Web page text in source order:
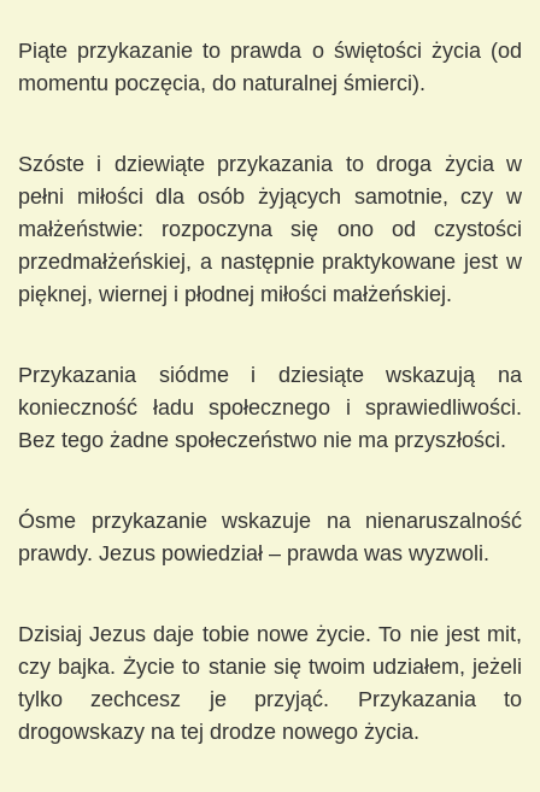
Piąte przykazanie to prawda o świętości życia (od
momentu poczęcia, do naturalnej śmierci).
Szóste i dziewiąte przykazania to droga życia w
pełni miłości dla osób żyjących samotnie, czy w
małżeństwie: rozpoczyna się ono od czystości
przedmałżeńskiej, a następnie praktykowane jest w
pięknej, wiernej i płodnej miłości małżeńskiej.
Przykazania siódme i dziesiąte wskazują na
konieczność ładu społecznego i sprawiedliwości.
Bez tego żadne społeczeństwo nie ma przyszłości.
Ósme przykazanie wskazuje na nienaruszalność
prawdy. Jezus powiedział – prawda was wyzwoli.
Dzisiaj Jezus daje tobie nowe życie. To nie jest mit,
czy bajka. Życie to stanie się twoim udziałem, jeżeli
tylko zechcesz je przyjąć. Przykazania to
drogowskazy na tej drodze nowego życia.